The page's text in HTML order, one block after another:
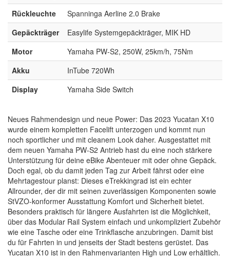
Rückleuchte
Spanninga Aerline 2.0 Brake
Gepäckträger
Easylife Systemgepäckträger, MIK HD
Motor
Yamaha PW-S2, 250W, 25km/h, 75Nm
Akku
InTube 720Wh
Display
Yamaha Side Switch
Neues Rahmendesign und neue Power: Das 2023 Yucatan X10
wurde einem kompletten Facelift unterzogen und kommt nun
noch sportlicher und mit cleanem Look daher. Ausgestattet mit
dem neuen Yamaha PW-S2 Antrieb hast du eine noch stärkere
Unterstützung für deine eBike Abenteuer mit oder ohne Gepäck.
Doch egal, ob du damit jeden Tag zur Arbeit fährst oder eine
Mehrtagestour planst: Dieses eTrekkingrad ist ein echter
Allrounder, der dir mit seinen zuverlässigen Komponenten sowie
StVZO-konformer Ausstattung Komfort und Sicherheit bietet.
Besonders praktisch für längere Ausfahrten ist die Möglichkeit,
über das Modular Rail System einfach und unkompliziert Zubehör
wie eine Tasche oder eine Trinkflasche anzubringen. Damit bist
du für Fahrten in und jenseits der Stadt bestens gerüstet. Das
Yucatan X10 ist in den Rahmenvarianten High und Low erhältlich.